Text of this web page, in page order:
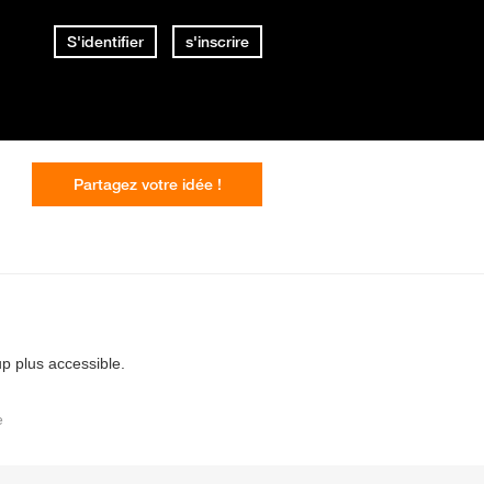
S'identifier s'inscrire
Partagez votre idée !
plus accessible.